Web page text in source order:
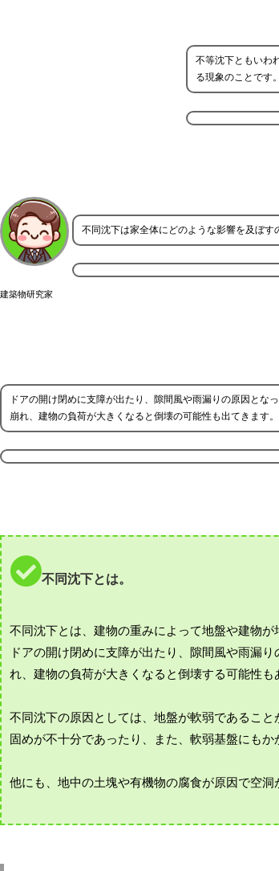
不等沈下ともいわ
る現象のことです。
建築物研究家
不同沈下は家全体にどのような影響を及ぼす
ドアの開け閉めに支障が出たり、隙間風や雨漏りの原因とな
崩れ、建物の負荷が大きくなると倒壊の可能性も出てきます。
不同沈下とは。
不同沈下とは、建物の重みによって地盤や建物
ドアの開け閉めに支障が出たり、隙間風や雨漏
れ、建物の負荷が大きくなると倒壊する可能性も
不同沈下の原因としては、地盤が軟弱であるこ
固めが不十分であったり、また、軟弱基盤にも
他にも、地中の土塊や有機物の腐食が原因で空